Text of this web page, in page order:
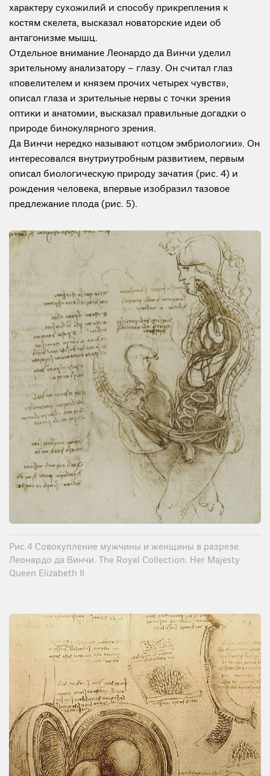
характеру сухожилий и способу прикрепления к
костям скелета, высказал новаторские идеи об
антагонизме мышц.
Отдельное внимание Леонардо да Винчи уделил
зрительному анализатору – глазу. Он считал глаз
«повелителем и князем прочих четырех чувств»,
описал глаза и зрительные нервы с точки зрения
оптики и анатомии, высказал правильные догадки о
природе бинокулярного зрения.
Да Винчи нередко называют «отцом эмбриологии». Он
интересовался внутриутробным развитием, первым
описал биологическую природу зачатия (рис. 4) и
рождения человека, впервые изобразил тазовое
предлежание плода (рис. 5).
Рис.4 Совокупление мужчины и женщины в разрезе.
Леонардо да Винчи. The Royal Collection. Her Majesty
Queen Elizabeth II